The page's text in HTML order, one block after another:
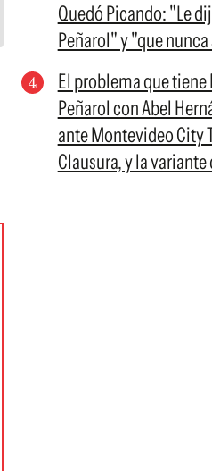
Quedó Picando: "Le
Peñarol" y "que nunca
El problema que tiene
Peñarol con Abel
ante Montevideo City
Clausura, y la